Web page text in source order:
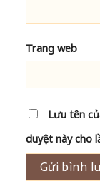
Trang web
Lưu tên
duyệt này cho